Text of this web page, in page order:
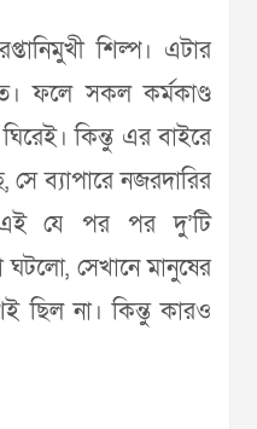
শিল্প। এটার
ফলে সকল কর্মকাণ্ড
কিন্তু এর বাইরে
সে ব্যাপারে নজরদারির
এই যে পর পর দু’টি
ঘটলো, সেখানে মানুষের
ছিল না। কিন্তু কারও